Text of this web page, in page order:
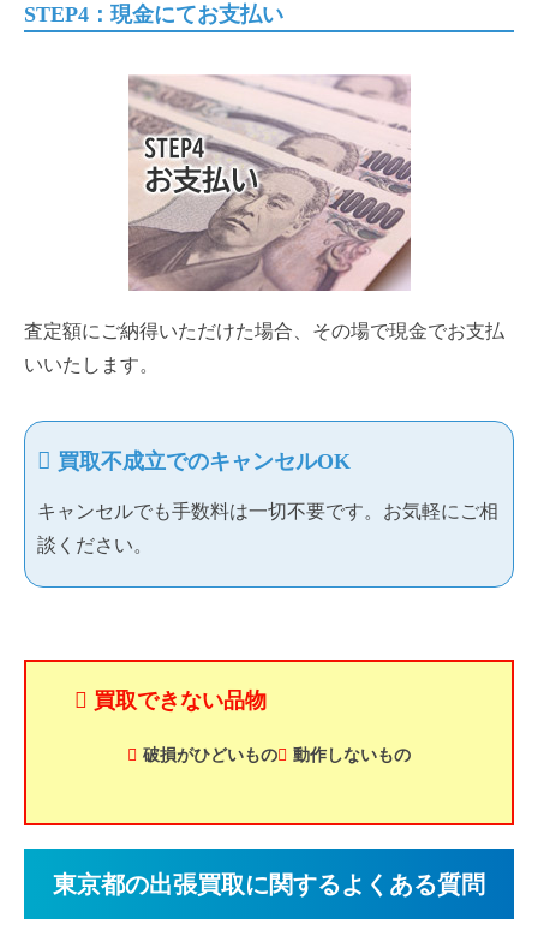
STEP4：現金にてお支払い
査定額にご納得いただけた場合、その場で現金でお支払
いいたします。
買取不成立でのキャンセルOK
キャンセルでも手数料は一切不要です。お気軽にご相
談ください。
買取できない品物
破損がひどいもの 動作しないもの
東京都の出張買取に関するよくある質問